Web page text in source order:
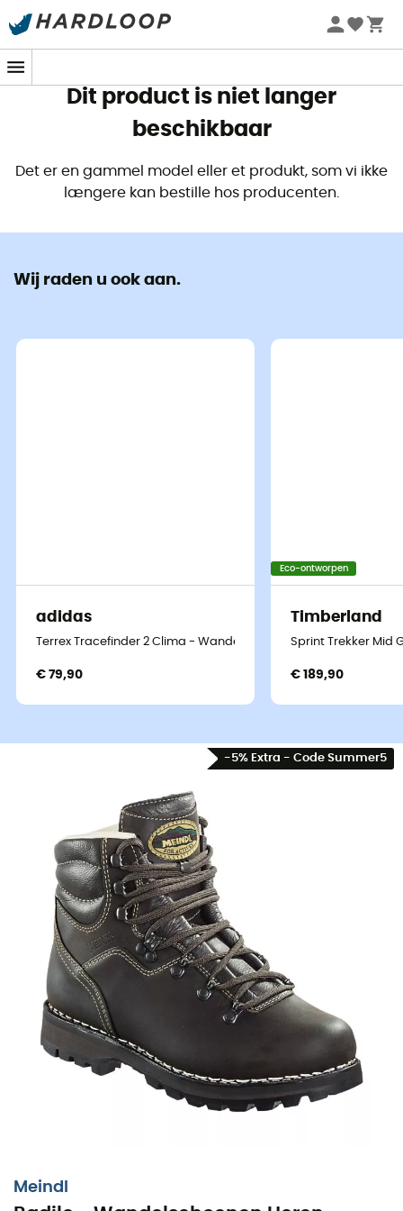
Zomeraanbiedingen 🔥 -5% EXTRA vanaf 2 producten* met
Dit product is niet langer
beschikbaar
Det er en gammel model eller et produkt, som vi ikke
længere kan bestille hos producenten.
Wij raden u ook aan.
adidas
Terrex Tracefinder 2 Clima - Wandelschoenen - Heren
€ 79,90
Eco-ontworpen
Timberland
Sprint Trekker Mid
€ 189,90
-5% Extra - Code Summer5
Meindl